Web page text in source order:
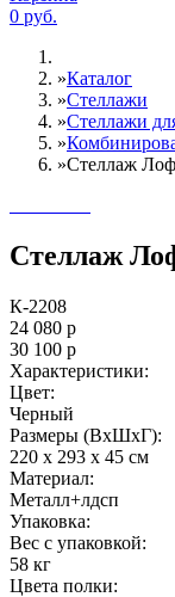
0 руб.
»Каталог
»Стеллажи
»Cтеллажи
»
»Стеллаж
Стеллаж
К-2208
24 080 р
30 100 р
Характеристики:
Цвет:
Черный
Размеры (ВxШxГ):
220 x 293 x 45 см
Материал:
Металл+лдсп
Упаковка:
Вес с упаковкой:
58 кг
Цвета полки: